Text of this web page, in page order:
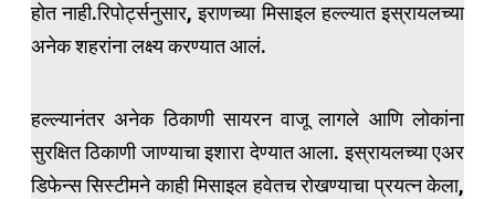
होत नाही.रिपोर्ट्सनुसार, इराणच्या मिसाइल हल्ल्यात इस्रायलच्या
अनेक शहरांना लक्ष्य करण्यात आलं.
हल्ल्यानंतर अनेक ठिकाणी सायरन वाजू लागले आणि लोकांना
सुरक्षित ठिकाणी जाण्याचा इशारा देण्यात आला. इस्रायलच्या एअर
डिफेन्स सिस्टीमने काही मिसाइल हवेतच रोखण्याचा प्रयत्न केला,